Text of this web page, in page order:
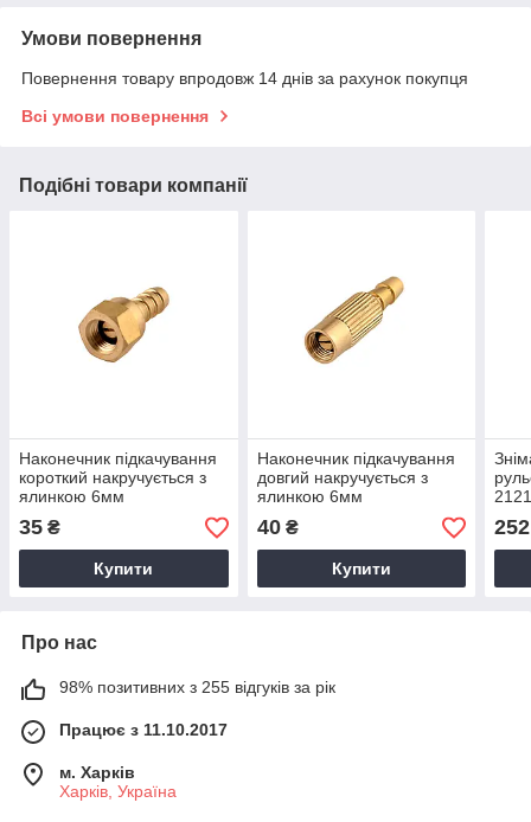
Умови повернення
Повернення товару впродовж 14 днів за рахунок покупця
Всі умови повернення
Подібні товари компанії
Наконечник підкачування
короткий накручується з
ялинкою 6мм
35 ₴
Купити
Наконечник підкачування
довгий накручується з
ялинкою 6мм
40₴
Купити
252
Про нас
98% позитивних з 255 відгуків за рік
Працює з 11.10.2017
м. Харків
Харків, Україна